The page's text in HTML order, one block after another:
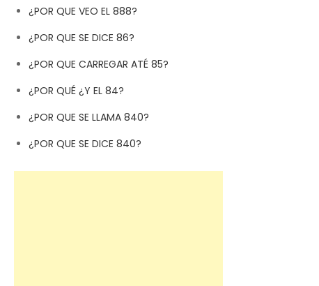
¿POR QUE VEO EL 888?
¿POR QUE SE DICE 86?
¿POR QUE CARREGAR ATÉ 85?
¿POR QUÉ ¿Y EL 84?
¿POR QUE SE LLAMA 840?
¿POR QUE SE DICE 840?